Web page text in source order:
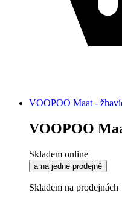
VOOPOO Maat -
VOOPOO
Skladem online
a na jedné prodejně
Skladem na prodejnách